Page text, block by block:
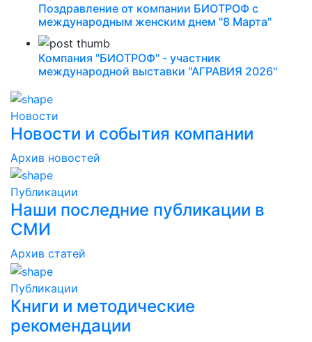
Поздравление от компании БИОТРОФ с
международным женским днем "8 Марта"
Компания "БИОТРОФ" - участник
международной выставки "АГРАВИЯ 2026"
Новости
Новости и события компании
Архив новостей
Публикации
Наши последние публикации в
СМИ
Архив статей
Публикации
Книги и методические
рекомендации